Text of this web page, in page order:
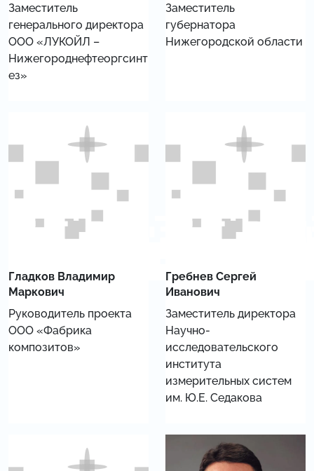
Заместитель
генерального директора
ООО «ЛУКОЙЛ –
Нижегороднефтеоргсинт
ез»
Заместитель
губернатора
Нижегородской области
Гладков Владимир
Маркович
Руководитель проекта
ООО «Фабрика
композитов»
Гребнев Сергей
Иванович
Заместитель директора
Научно-
исследовательского
института
измерительных систем
им. Ю.Е. Седакова